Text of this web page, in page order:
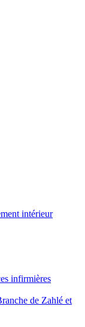
intérieur
infirmières
de Zahlé et